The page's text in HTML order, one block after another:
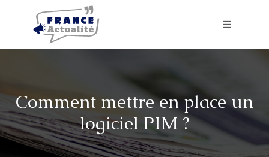
Comment mettre en place un
logiciel PIM ?